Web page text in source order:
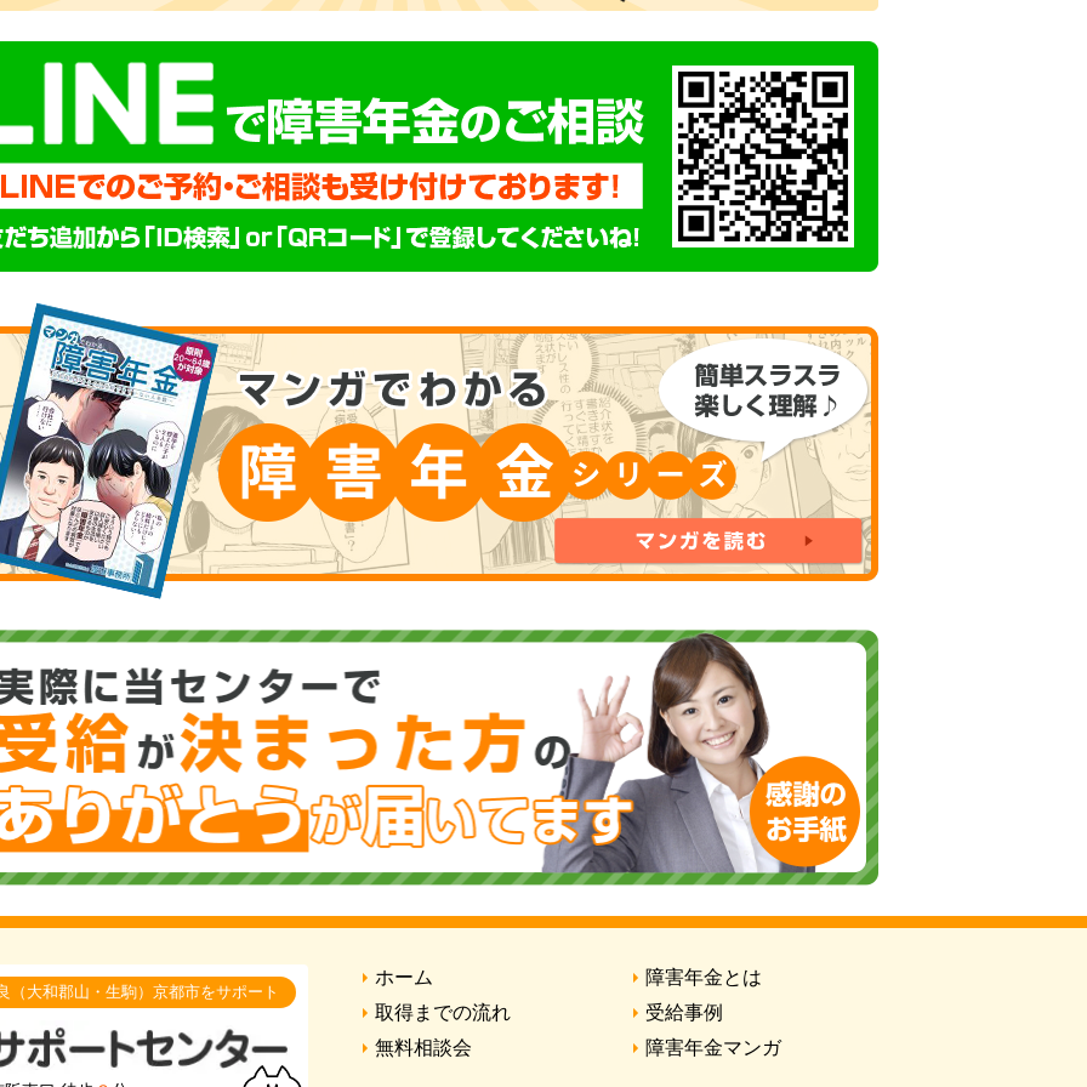
大和郡山・生駒）京都市をサポート
ホーム
障害年金とは
取得までの流れ
受給事例
無料相談会
障害年金マンガ